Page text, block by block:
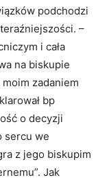
podchodzi
–
i cała
na biskupie
zadaniem
bp
o decyzji
sercu we
z jego biskupim
Jak